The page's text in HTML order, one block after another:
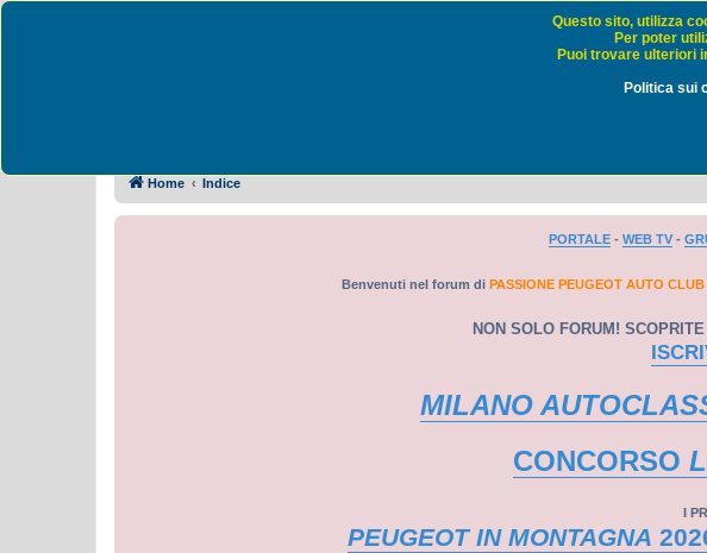
Home Indice
PORTALE - WEB TV -
Benvenuti nel forum di PASSIONE PEUGEOT AUTO
NON SOLO FORUM!
MILANO
CONCORSO
I
PEUGEOT IN MONTAGNA
Questo sito, utilizza
Per poter
Puoi trovare ulteriori
Politica sui